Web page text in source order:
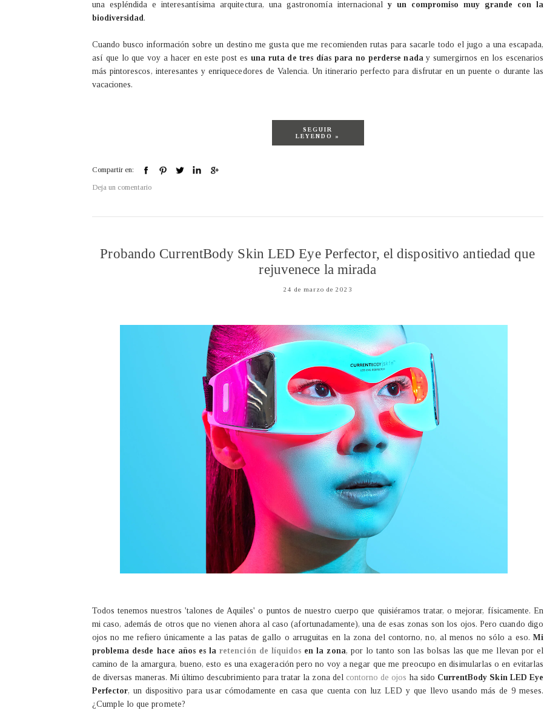
una espléndida e interesantísima arquitectura, una gastronomía internacional y un compromiso muy grande con la
biodiversidad.
Cuando busco información sobre un destino me gusta que me recomienden rutas para sacarle todo el jugo a una escapada,
así que lo que voy a hacer en este post es una ruta de tres días para no perderse naday sumergirnos en los escenarios
más pintorescos, interesantes y enriquecedores de Valencia. Un itinerario perfecto para disfrutar en un puente o durante las
vacaciones.
SEGUIR
LEYENDO »
Compartir en:
Deja un comentario
Probando CurrentBody Skin LED Eye Perfector, el dispositivo antiedad que
rejuvenece la mirada
24 de marzo de 2023
Todos tenemos nuestros 'talones de Aquiles' o puntos de nuestro cuerpo que quisiéramos tratar, o mejorar, físicamente. En
mi caso, además de otros que no vienen ahora al caso (afortunadamente), una de esas zonas son los ojos. Pero cuando digo
ojos no me refiero únicamente a las patas de gallo o arruguitas en la zona del contorno, no, al menos no sólo a eso. Mi
problema desde hace años es laretención de líquidos en la zona, por lo tanto son las bolsas las que me llevan por el
camino de la amargura, bueno, esto es una exageración pero no voy a negar que me preocupo en disimularlas o en evitarlas
de diversas maneras. Mi último descubrimiento para tratar la zona del contorno de ojos ha sido CurrentBody Skin LED Eye
Perfector, un dispositivo para usar cómodamente en casa que cuenta con luz LED y que llevo usando más de 9 meses.
¿Cumple lo que promete?